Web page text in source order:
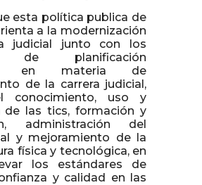
esta política publica de
a la modernización
judicial junto con los
de planificación
en materia de
de la carrera judicial,
conocimiento, uso y
de las tics, formación y
administración del
y mejoramiento de la
física y tecnológica, en
los estándares de
y calidad en las